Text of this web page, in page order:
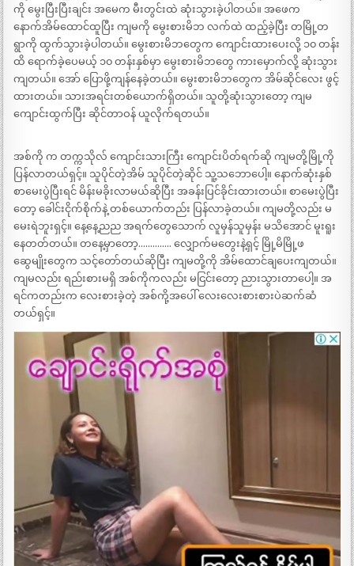
ကို မွေးပြီးပြီးချင်း အမေက မီးတွင်းထဲ ဆုံးသွားခဲ့ပါတယ်။ အဖေက
နောက်အိမ်ထောင်ထူပြီး ကျမကို မွေးစားမိဘ လက်ထဲ ထည့်ခဲ့ပြီး တမြို့တ
ရွာကို ထွက်သွားခဲ့ပါတယ်။ မွေးစားမိဘတွေက ကျောင်းထားပေးလို့ ၁၀ တန်း
ထိ ရောက်ခဲ့ပေမယ့် ၁၀ တန်းနှစ်မှာ မွေးစားမိဘတွေ ကားမှောက်လို့ ဆုံးသွား
ကျတယ်။ အော် ပြောဖို့ကျန်နေခဲ့တယ်။ မွေးစားမိဘတွေက အိမ်ဆိုင်လေး ဖွင့်
ထားတယ်။ သားအရင်းတစ်ယောက်ရှိတယ်။ သူတို့ဆုံးသွားတော့ ကျမ
ကျောင်းထွက်ပြီး ဆိုင်တာဝန် ယူလိုက်ရတယ်။
အစ်ကို က တက္ကသိုလ် ကျောင်းသားကြီး ကျောင်းပိတ်ရက်ဆို ကျမတို့မြို့ကို
ပြန်လာတယ်ရှင့်။ သူပိုင်တဲ့အိမ် သူပိုင်တဲ့ဆိုင် သူ့သဘောပေါ့။ နောက်ဆုံးနှစ်
စာမေးပွဲပြီးရင် မိန်းမခိုးလာမယ်ဆိုပြီး အခန်းပြင်ခိုင်းထားတယ်။ စာမေးပွဲပြီး
တော့ ခေါင်းငိုက်စိုက်နဲ့ တစ်ယောက်တည်း ပြန်လာခဲ့တယ်။ ကျမတို့လည်း မ
မေးရဲဘူးရှင့်။ နေ့နေ့ညည အရက်တွေသောက် လူမှန်သူမှန်း မသိအောင် မူးရူး
နေတတ်တယ်။ တနေ့မှာတော့………….. လျှောက်မတွေးနဲ့ရှင့် မြို့မိမြို့ဖ
ဆွေမျိုးတွေက သင့်တော်တယ်ဆိုပြီး ကျမတို့ကို အိမ်ထောင်ချပေးကျတယ်။
ကျမလည်း ရည်းစားမရှိ အစ်ကိုကလည်း မငြင်းတော့ ညားသွားတာပေါ့။ အ
ရင်ကတည်းက လေးစားခဲ့တဲ့ အစ်ကို့အပေါ် လေးလေးစားစားပဲဆက်ဆံ
တယ်ရှင့်။